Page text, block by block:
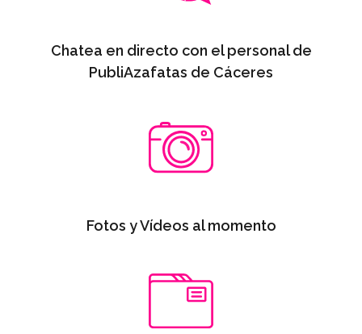
Chatea en directo con el personal de
PubliAzafatas de Cáceres
Fotos y Vídeos al momento